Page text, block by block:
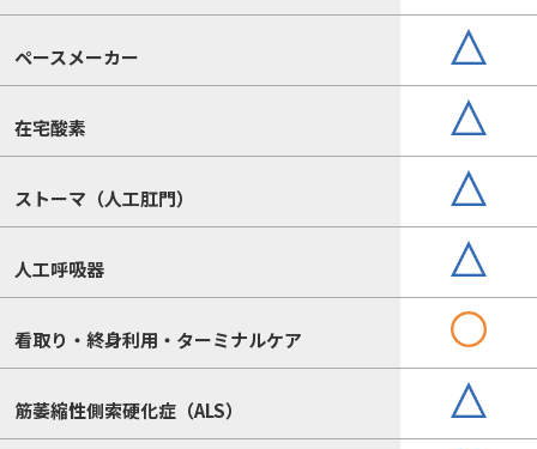
ペースメーカー
在宅酸素
ストーマ（人工肛門）
人工呼吸器
看取り・終身利用・ターミナルケア
筋萎縮性側索硬化症（ALS）